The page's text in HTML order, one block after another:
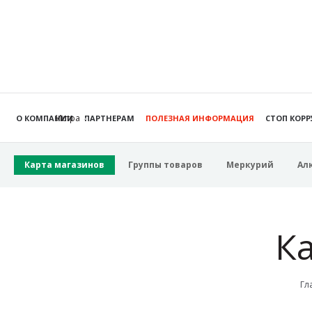
Истра
О КОМПАНИИ ПАРТНЕРАМ ПОЛЕЗНАЯ ИНФОРМАЦИЯ СТОП
Карта магазинов Группы товаров Меркурий